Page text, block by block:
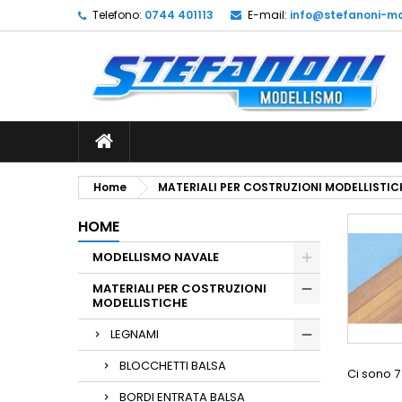
Telefono: 0744 401113 E-mail: info@stefanoni-
Home MATERIALI PER COSTRUZIONI
HOME
MODELLISMO NAVALE
MATERIALI PER COSTRUZIONI
MODELLISTICHE
LEGNAMI
BLOCCHETTI BALSA
BORDI ENTRATA BALSA
Ci sono